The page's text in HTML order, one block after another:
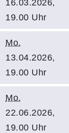
16.03.2026,
19.00 Uhr
Mo.
13.04.2026,
19.00 Uhr
Mo.
22.06.2026,
19.00 Uhr